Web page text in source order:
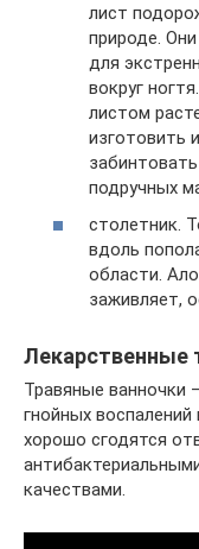
лист
природе.
для
вокруг
листом
изготовить
подручных
столетник.
вдоль
области.
заживляет,
Лекарственные
Травяные ванночки
гнойных воспалений
хорошо сгодятся
качествами.